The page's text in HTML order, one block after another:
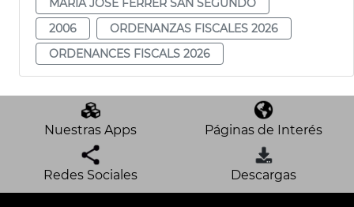
2006
ORDENANZAS FISCALES 2026
ORDENANCES FISCALS 2026
Nuestras Apps Páginas de Interés
Redes Sociales Descargas